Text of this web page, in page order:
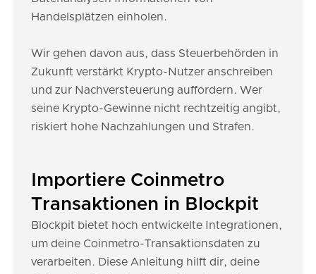
Handelsplätzen einholen.
Wir gehen davon aus, dass Steuerbehörden in
Zukunft verstärkt Krypto-Nutzer anschreiben
und zur Nachversteuerung auffordern. Wer
seine Krypto-Gewinne nicht rechtzeitig angibt,
riskiert hohe Nachzahlungen und Strafen.
Importiere Coinmetro
Transaktionen in Blockpit
Blockpit bietet hoch entwickelte Integrationen,
um deine Coinmetro-Transaktionsdaten zu
verarbeiten. Diese Anleitung hilft dir, deine